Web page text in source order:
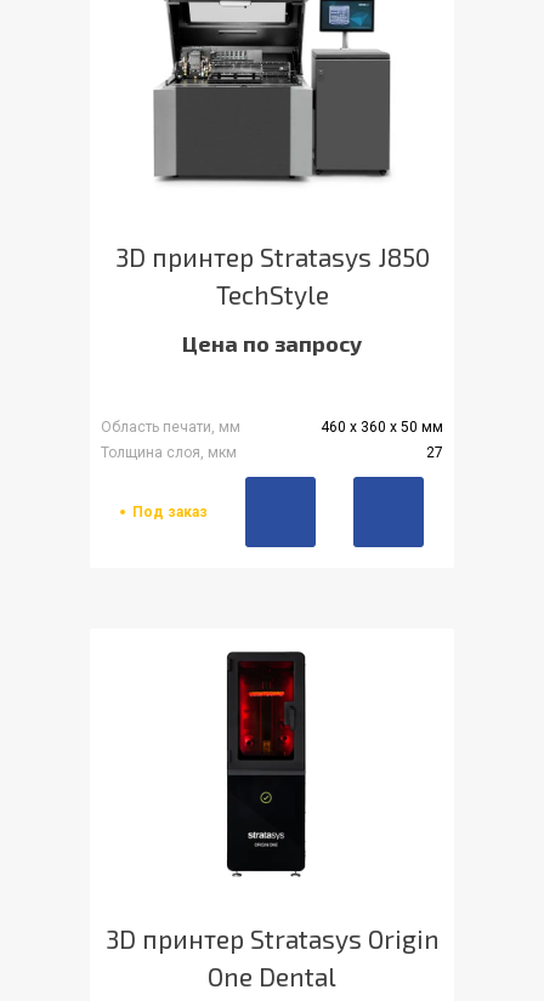
3D принтер Stratasys J850
TechStyle
Цена по запросу
Область печати, мм
460 x 360 x 50 мм
Толщина слоя, мкм
27
Под заказ
3D принтер Stratasys Origin
One Dental